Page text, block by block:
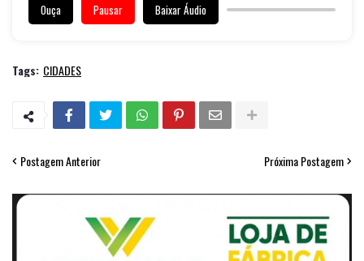
Ouça Pausar Baixar Áudio
Tags: CIDADES
Postagem Anterior Próxima Postagem